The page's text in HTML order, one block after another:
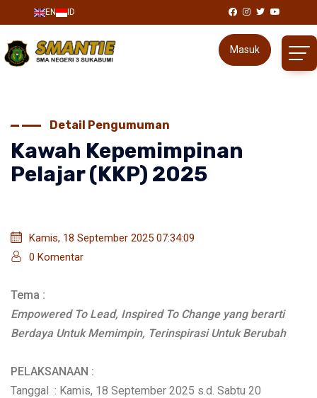
EN ID
Masuk
Detail Pengumuman
Kawah Kepemimpinan
Pelajar (KKP) 2025
Kamis, 18 September 2025 07:34:09
0 Komentar
Tema :
Empowered To Lead, Inspired To Change yang berarti
Berdaya Untuk Memimpin, Terinspirasi Untuk Berubah
PELAKSANAAN :
Tanggal : Kamis, 18 September 2025 s.d. Sabtu 20